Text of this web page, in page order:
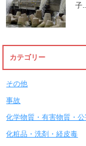
子
カテゴリー
その他
事故
化学物質・有害物質・
化粧品・洗剤・経皮毒